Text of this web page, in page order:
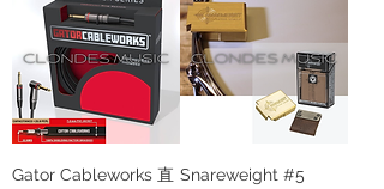
Gator Cableworks 直 Snareweight #5